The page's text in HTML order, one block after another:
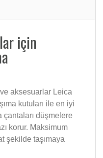
için
aksesuarlar Leica
kutuları ile en iyi
çantaları düşmelere
korur. Maksimum
şekilde taşımaya